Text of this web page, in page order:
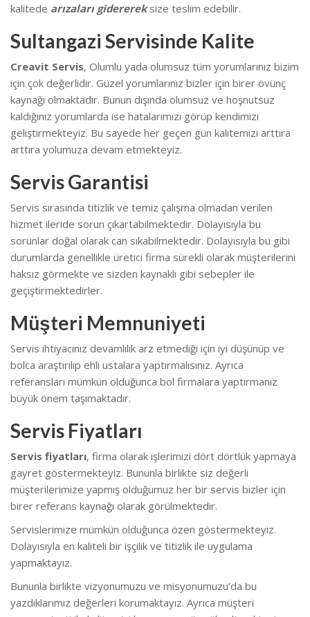
kalitede arızaları giderereksize teslim edebilir.
Sultangazi Servisinde Kalite
Creavit Servis, Olumlu yada olumsuz tüm yorumlarınız bizim
için çok değerlidir. Güzel yorumlarınız bizler için birer övünç
kaynağı olmaktadır. Bunun dışında olumsuz ve hoşnutsuz
kaldığınız yorumlarda ise hatalarımızı görüp kendimizi
geliştirmekteyiz. Bu sayede her geçen gün kalitemizi arttıra
arttıra yolumuza devam etmekteyiz.
Servis Garantisi
Servis sırasında titizlik ve temiz çalışma olmadan verilen
hizmet ileride sorun çıkartabilmektedir. Dolayısıyla bu
sorunlar doğal olarak can sıkabilmektedir. Dolayısıyla bu gibi
durumlarda genellikle üretici firma sürekli olarak müşterilerini
haksız görmekte ve sizden kaynaklı gibi sebepler ile
geçiştirmektedirler.
Müşteri Memnuniyeti
Servis ihtiyacınız devamlılık arz etmediği için iyi düşünüp ve
bolca araştırılıp ehli ustalara yaptırmalısınız. Ayrıca
referansları mümkün olduğunca bol firmalara yaptırmanız
büyük önem taşımaktadır.
Servis Fiyatları
Servis fiyatları, firma olarak işlerimizi dört dörtlük yapmaya
gayret göstermekteyiz. Bununla birlikte siz değerli
müşterilerimize yapmış olduğumuz her bir servis bizler için
birer referans kaynağı olarak görülmektedir.
Servislerimize mümkün olduğunca özen göstermekteyiz.
Dolayısıyla en kaliteli bir işçilik ve titizlik ile uygulama
yapmaktayız.
Bununla birlikte vizyonumuzu ve misyonumuzu’da bu
yazdıklarımız değerleri korumaktayız. Ayrıca müşteri